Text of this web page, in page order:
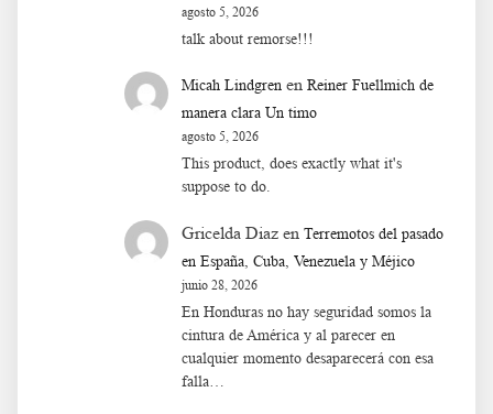
agosto 5, 2026
talk about remorse!!!
Micah Lindgren en Reiner Fuellmich de
manera clara Un timo
agosto 5, 2026
This product, does exactly what it's
suppose to do.
Gricelda Diaz en Terremotos del pasado
en España, Cuba, Venezuela y Méjico
junio 28, 2026
En Honduras no hay seguridad somos la
cintura de América y al parecer en
cualquier momento desaparecerá con esa
falla…